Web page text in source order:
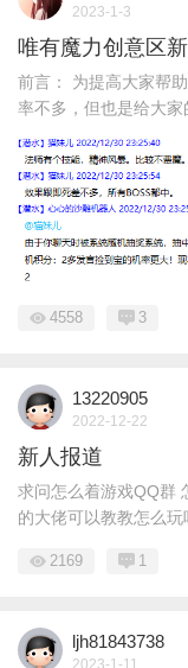
2023-1-3
唯有魔力创意区
前言： 为提高大家帮
率不多，但也是给大家
4558 3
13220905
2022-12-22
新人报道
求问怎么着游戏QQ群
的大佬可以教教怎么玩
2169 1
ljh81843738
2023-1-11